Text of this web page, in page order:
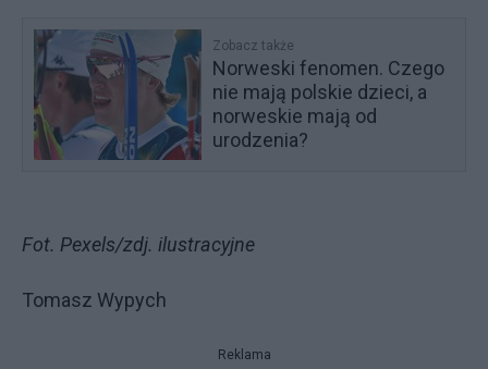
Zobacz także
Norweski fenomen. Czego
nie mają polskie dzieci, a
norweskie mają od
urodzenia?
Fot. Pexels/zdj. ilustracyjne
Tomasz Wypych
Reklama